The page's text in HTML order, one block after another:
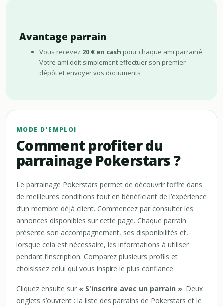
Avantage parrain
Vous recevez 20 € en cash pour chaque ami parrainé.
Votre ami doit simplement effectuer son premier
dépôt et envoyer vos dociuments
MODE D'EMPLOI
Comment profiter du
parrainage Pokerstars ?
Le parrainage Pokerstars permet de découvrir l’offre dans
de meilleures conditions tout en bénéficiant de l’expérience
d’un membre déjà client. Commencez par consulter les
annonces disponibles sur cette page. Chaque parrain
présente son accompagnement, ses disponibilités et,
lorsque cela est nécessaire, les informations à utiliser
pendant l’inscription. Comparez plusieurs profils et
choisissez celui qui vous inspire le plus confiance.
Cliquez ensuite sur « S'inscrire avec un parrain ». Deux
onglets s’ouvrent : la liste des parrains de Pokerstars et le